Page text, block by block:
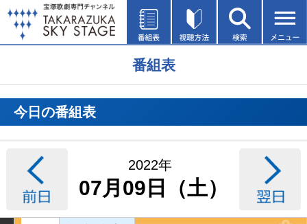
番組表
今日の番組表
2022年
07月09日（土）